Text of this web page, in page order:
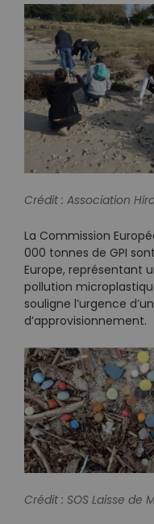
Crédit : Association
La Commission
000 tonnes de GPI
Europe, représentant
pollution
souligne l’urgence
d’approvisionnement.
Crédit : SOS Laisse de